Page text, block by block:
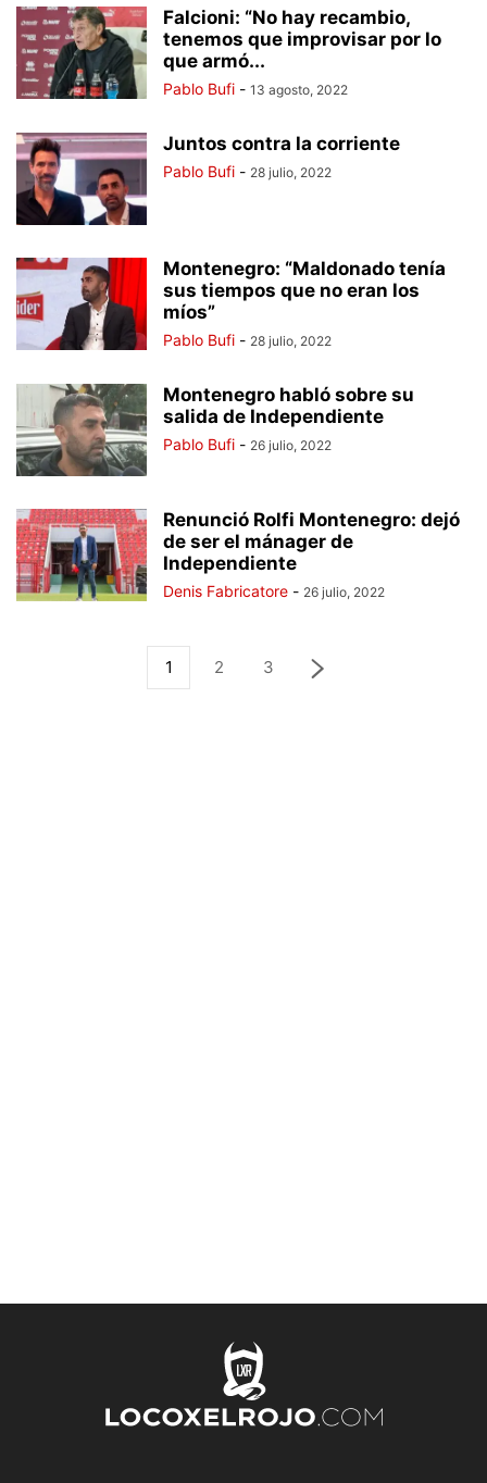
Falcioni: “No hay recambio,
tenemos que improvisar por lo
que armó...
Pablo Bufi - 13 agosto, 2022
Juntos contra la corriente
Pablo Bufi - 28 julio, 2022
Montenegro: “Maldonado tenía
sus tiempos que no eran los
míos”
Pablo Bufi - 28 julio, 2022
Montenegro habló sobre su
salida de Independiente
Pablo Bufi - 26 julio, 2022
Renunció Rolfi Montenegro: dejó
de ser el mánager de
Independiente
Denis Fabricatore - 26 julio, 2022
1 2 3